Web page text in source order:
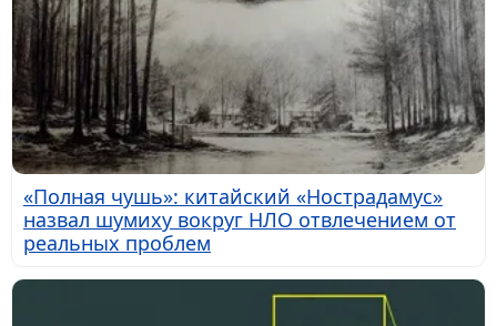
«Полная чушь»: китайский «Нострадамус»
назвал шумиху вокруг НЛО отвлечением от
реальных проблем